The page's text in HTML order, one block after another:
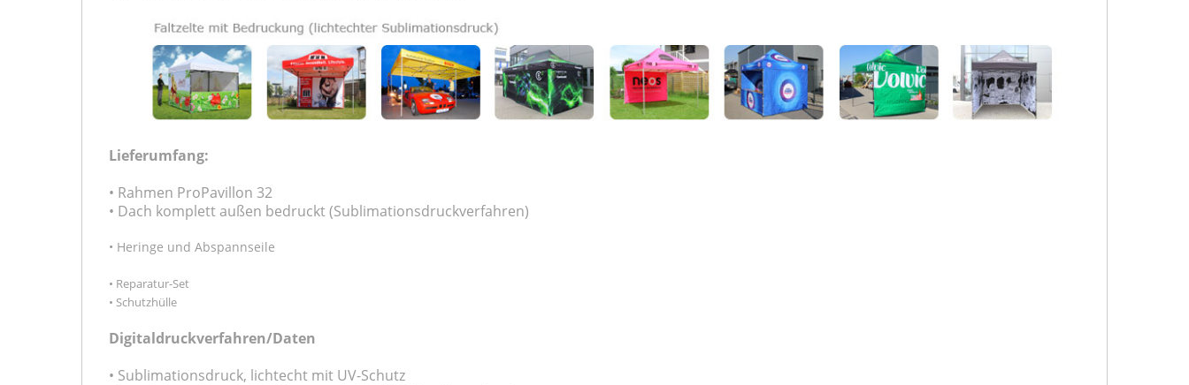
Lieferumfang:
• Rahmen ProPavillon 32
• Dach komplett außen bedruckt (Sublimationsdruckverfahren)
• Heringe und Abspannseile
• Reparatur-Set
• Schutzhülle
Digitaldruckverfahren/Daten
• Sublimationsdruck, lichtecht mit UV-Schutz